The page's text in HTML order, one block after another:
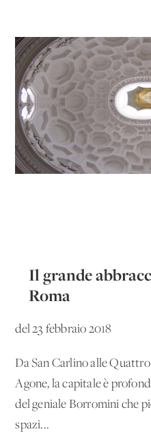
Il grande
Roma
del 23 febbraio 2018
Da San Carlino alle Quattro
Agone, la capitale è
del geniale Borromini che
spazi...